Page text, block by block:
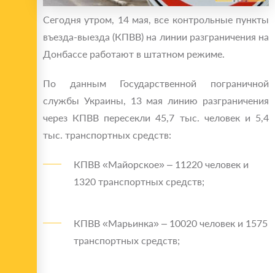
Сегодня утром, 14 мая, все контрольные пункты
въезда-выезда (КПВВ) на линии разграничения на
Донбассе работают в штатном режиме.
По данным Государственной пограничной
службы Украины, 13 мая линию разграничения
через КПВВ пересекли 45,7 тыс. человек и 5,4
тыс. транспортных средств:
КПВВ «Майорское» – 11220 человек и
1320 транспортных средств;
КПВВ «Марьинка» – 10020 человек и 1575
транспортных средств;